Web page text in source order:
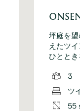
坪庭を
えたツ
ひとと
3
ツ
55